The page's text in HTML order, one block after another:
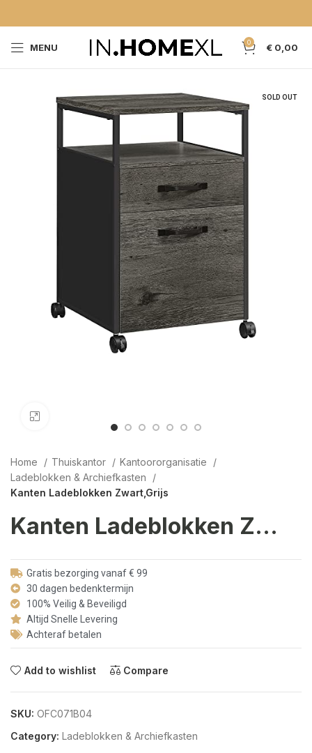
MENU 0 € 0,00
SOLD OUT
Home Thuiskantor
Kantoororganisatie
Ladeblokken & Archiefkasten
Kanten Ladeblokken Zwart,Grijs
Kanten Ladeblokken Zwart,Grijs
Gratis bezorging vanaf € 99
30 dagen bedenktermijn
100% Veilig & Beveiligd
Altijd Snelle Levering
Achteraf betalen
Add to wishlist Compare
SKU: OFC071B04
Category: Ladeblokken & Archiefkasten